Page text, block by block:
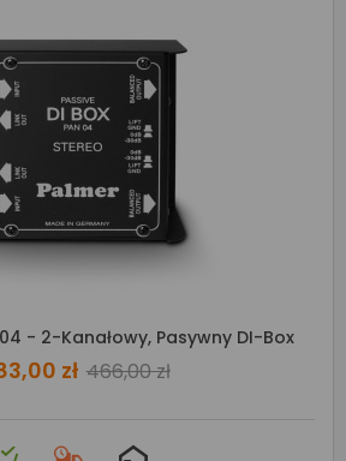
- 2-Kanałowy, Pasywny DI-Box
zł 466,00 zł